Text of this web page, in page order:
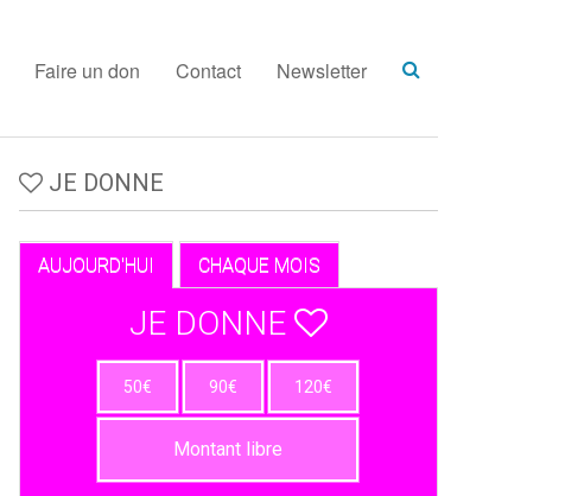
Faire un don Contact Newsletter
JE DONNE
AUJOURD'HUI CHAQUE MOIS
JE DONNE
50€ 90€ 120€
Montant libre